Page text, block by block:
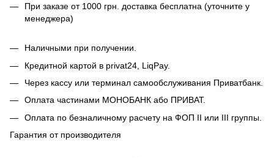
При заказе от 1000 грн. доставка бесплатна (уточните у
менеджера)
Наличными при получении.
Кредитной картой в privat24, LiqPay.
Через кассу или терминал самообслуживания Приватбанк.
Оплата частинами МОНОБАНК або ПРИВАТ.
Оплата по безналичному расчету на ФОП II или III группы.
Гарантия от производителя